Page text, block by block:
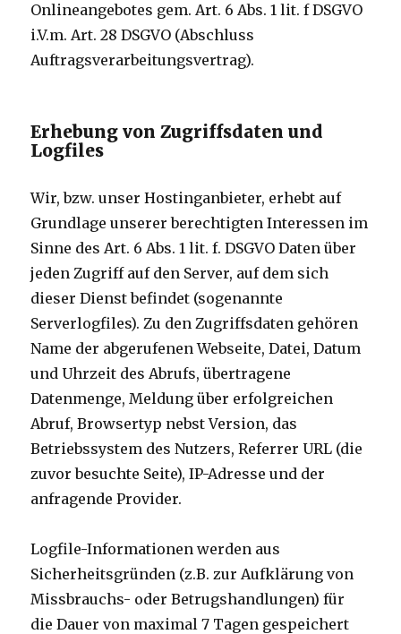
Onlineangebotes gem. Art. 6 Abs. 1 lit. f DSGVO
i.V.m. Art. 28 DSGVO (Abschluss
Auftragsverarbeitungsvertrag).
Erhebung von Zugriffsdaten und
Logfiles
Wir, bzw. unser Hostinganbieter, erhebt auf
Grundlage unserer berechtigten Interessen im
Sinne des Art. 6 Abs. 1 lit. f. DSGVO Daten über
jeden Zugriff auf den Server, auf dem sich
dieser Dienst befindet (sogenannte
Serverlogfiles). Zu den Zugriffsdaten gehören
Name der abgerufenen Webseite, Datei, Datum
und Uhrzeit des Abrufs, übertragene
Datenmenge, Meldung über erfolgreichen
Abruf, Browsertyp nebst Version, das
Betriebssystem des Nutzers, Referrer URL (die
zuvor besuchte Seite), IP-Adresse und der
anfragende Provider.
Logfile-Informationen werden aus
Sicherheitsgründen (z.B. zur Aufklärung von
Missbrauchs- oder Betrugshandlungen) für
die Dauer von maximal 7 Tagen gespeichert